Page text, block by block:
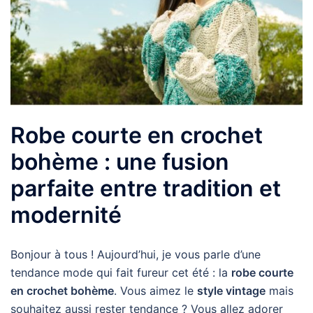
Robe courte en crochet
bohème : une fusion
parfaite entre tradition et
modernité
Bonjour à tous ! Aujourd’hui, je vous parle d’une
tendance mode qui fait fureur cet été : la robe courte
en crochet bohème. Vous aimez le style vintage mais
souhaitez aussi rester tendance ? Vous allez adorer